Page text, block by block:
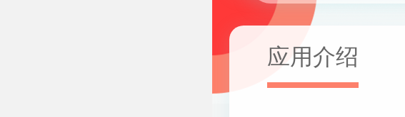
应用介绍